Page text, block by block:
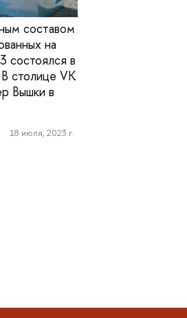
составом
на
состоялся в
столице VK
Вышки в
18 июля, 2023 г.